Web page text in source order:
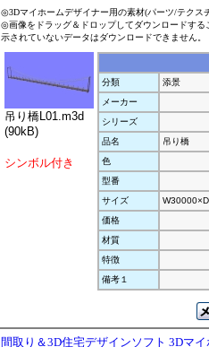
◎3Dマイホームデザイナー用の素材(パーツ/テクス
◎画像をドラッグ＆ドロップしてダウンロードす
示されていないデータはダウンロードできません。
吊り橋L01.m3d
(90kB)
シンボル付き
分類
添景
メーカー
シリーズ
品名
吊り橋
色
型番
サイズ
価格
材質
特徴
備考１
間取り＆3D住宅デザインソフト 3Dマ